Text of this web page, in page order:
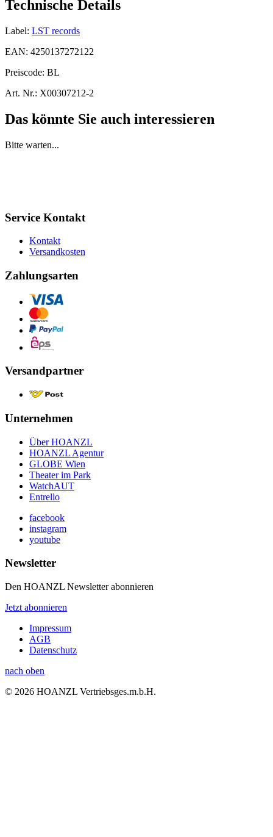
Technische Details
Label: LST records
EAN: 4250137272122
Preiscode: BL
Art. Nr.: X00307212-2
Das könnte Sie auch interessieren
Bitte warten...
Service Kontakt
Kontakt
Versandkosten
Zahlungsarten
Versandpartner
Unternehmen
Über HOANZL
HOANZL Agentur
GLOBE Wien
Theater im Park
WatchAUT
Entrello
facebook
instagram
youtube
Newsletter
Den HOANZL Newsletter abonnieren
Jetzt abonnieren
Impressum
AGB
Datenschutz
nach oben
© 2026 HOANZL Vertriebsges.m.b.H.